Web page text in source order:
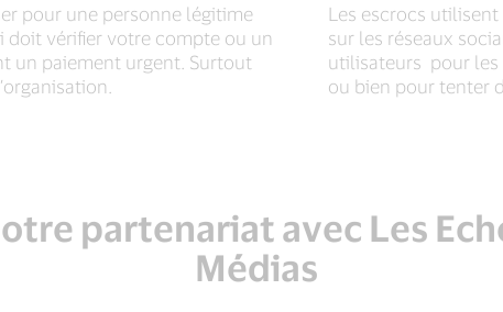
pour une personne légitime
vérifier votre compte ou un
un paiement urgent. Surtout
Les escrocs utilisent
sur les réseaux
utilisateurs pour les
ou bien pour tenter
partenariat avec Les
Médias